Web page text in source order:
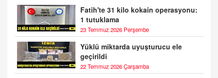
Fatih'te 31 kilo kokain operasyonu:
1 tutuklama
23 Temmuz 2026 Perşembe
Yüklü miktarda uyuşturucu ele
geçirildi
22 Temmuz 2026 Çarşamba